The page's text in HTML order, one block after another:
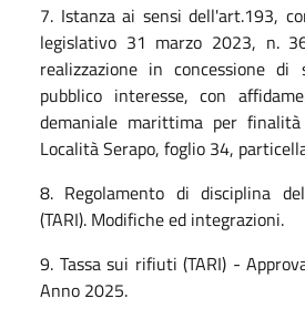
7. Istanza ai sensi dell'art.193,
legislativo 31 marzo 2023, n.
realizzazione in concessione
pubblico interesse, con
demaniale marittima per
Località Serapo, foglio 34,
8. Regolamento di disciplina
(TARI). Modifiche ed integrazioni.
9. Tassa sui rifiuti (TARI) -
Anno 2025.